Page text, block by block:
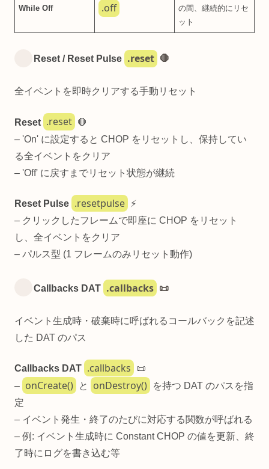
While Off .off
の間、継続的にリセ
ット
Reset / Reset Pulse .reset 🛑
全イベントを即時クリアする手動リセット
Reset .reset
🛑
– 'On' に設定すると CHOP をリセットし、保持してい
る全イベントをクリア
– 'Off' に戻すまでリセット状態が継続
Reset Pulse .resetpulse
⚡
– クリックしたフレームで即座に CHOP をリセット
し、全イベントをクリア
– パルス型 (1 フレームのみリセット動作)
Callbacks DAT .callbacks 📜
イベント生成時・破棄時に呼ばれるコールバックを記述
した DAT のパス
Callbacks DAT .callbacks
📜
– onCreate() と onDestroy()
を持つ DAT のパスを指
定
– イベント発生・終了のたびに対応する関数が呼ばれる
– 例: イベント生成時に Constant CHOP の値を更新、終
了時にログを書き込む等